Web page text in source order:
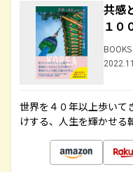
共感
１０
世界を４０年以上歩いて
けする、人生を輝かせる